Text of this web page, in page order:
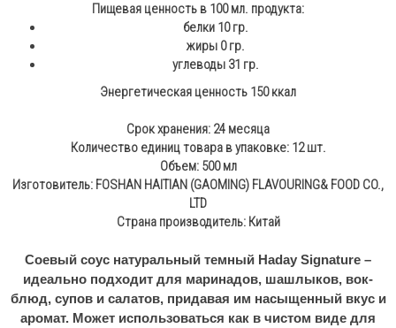
Пищевая ценность в 100 мл. продукта:
белки 10 гр.
жиры 0 гр.
углеводы 31 гр.
Энергетическая ценность 150 ккал
Срок хранения: 24 месяца
Количество единиц товара в упаковке: 12 шт.
Объем: 500 мл
Изготовитель: FOSHAN HAITIAN (GAOMING) FLAVOURING& FOOD CO.,
LTD
Страна производитель: Китай
Соевый соус натуральный темный Haday Signature –
идеально подходит для маринадов, шашлыков, вок-
блюд, супов и салатов, придавая им насыщенный вкус и
аромат. Может использоваться как в чистом виде для